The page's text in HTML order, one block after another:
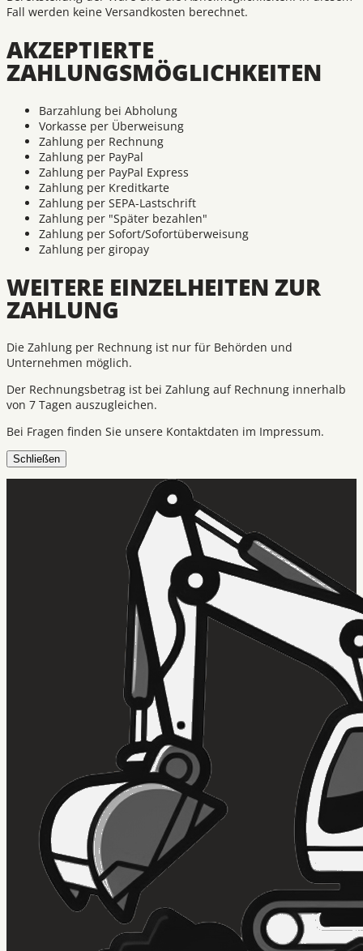
Fall werden keine Versandkosten berechnet.
AKZEPTIERTE
ZAHLUNGSMÖGLICHKEITEN
Barzahlung bei Abholung
Vorkasse per Überweisung
Zahlung per Rechnung
Zahlung per PayPal
Zahlung per PayPal Express
Zahlung per Kreditkarte
Zahlung per SEPA-Lastschrift
Zahlung per "Später bezahlen"
Zahlung per Sofort/Sofortüberweisung
Zahlung per giropay
WEITERE EINZELHEITEN ZUR
ZAHLUNG
Die Zahlung per Rechnung ist nur für Behörden und
Unternehmen möglich.
Der Rechnungsbetrag ist bei Zahlung auf Rechnung innerhalb
von 7 Tagen auszugleichen.
Bei Fragen finden Sie unsere Kontaktdaten im Impressum.
Schließen